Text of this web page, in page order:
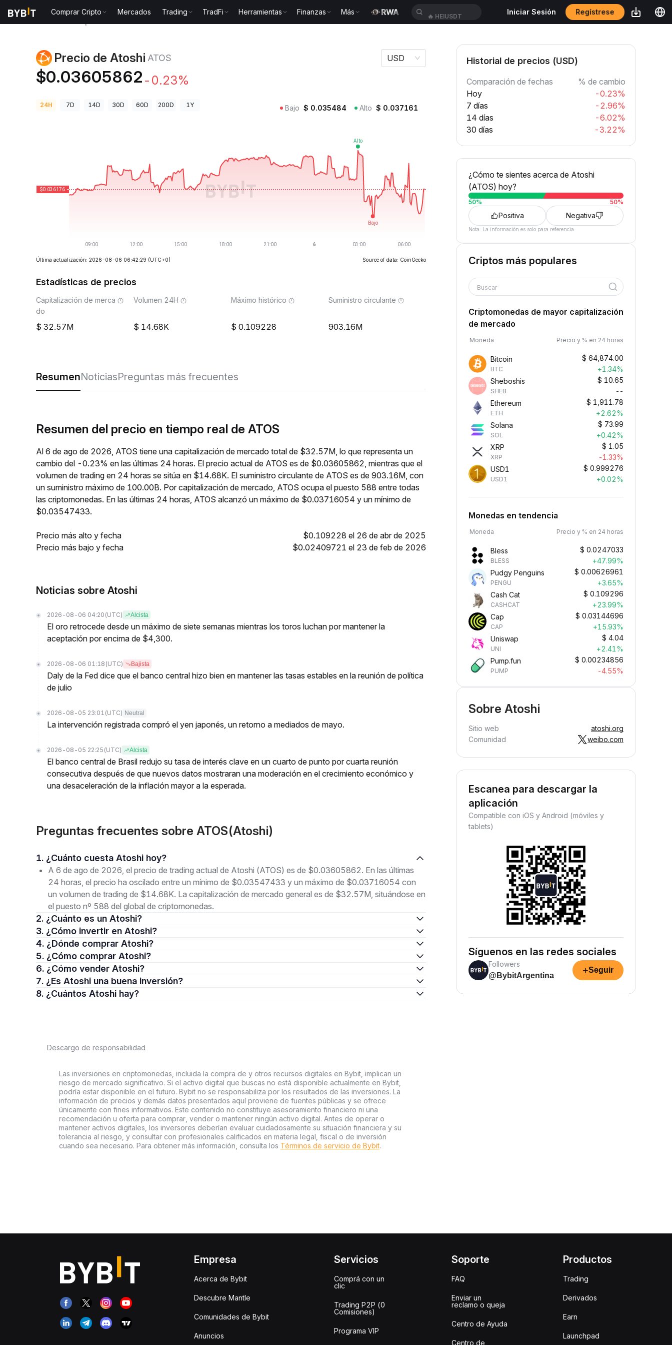
Comprar Cripto Mercados Trading TradFi Herramientas Finanzas Más Iniciar Sesión Regístrese
Precio de Atoshi ATOS
$0.03605862 -0.23%
USD
24H 7D 14D 30D 60D 200D 1Y Bajo $ 0.035484 Alto $ 0.037161
Última actualización: 2026-08-06 06:42:29 (UTC+0) Source of data: CoinGecko
Estadísticas de precios
Capitalización de merca
do
32.57M
Volumen 24H
14.68K
Máximo histórico
0.109228
Suministro circulante
903.16M
ResumenNoticiasPreguntas más frecuentes
Resumen del precio en tiempo real de ATOS
Al 6 de ago de 2026, ATOS tiene una capitalización de mercado total de $32.57M, lo que representa un
cambio del -0.23% en las últimas 24 horas. El precio actual de ATOS es de $0.03605862, mientras que el
volumen de trading en 24 horas se sitúa en $14.68K. El suministro circulante de ATOS es de 903.16M, con
un suministro máximo de 100.00B. Por capitalización de mercado, ATOS ocupa el puesto 588 entre todas
las criptomonedas. En las últimas 24 horas, ATOS alcanzó un máximo de $0.03716054 y un mínimo de
$0.03547433.
Precio más alto y fecha
$0.109228 el 26 de abr de 2025
Precio más bajo y fecha
$0.02409721 el 23 de feb de 2026
Noticias sobre Atoshi
2026-08-06 04:20 (UTC) Alcista
El oro retrocede desde un máximo de siete semanas mientras los toros luchan por mantener la
aceptación por encima de $4,300.
2026-08-06 01:18 (UTC) Bajista
Daly de la Fed dice que el banco central hizo bien en mantener las tasas estables en la reunión de política
de julio
2026-08-05 23:01 (UTC) Neutral
La intervención registrada compró el yen japonés, un retorno a mediados de mayo.
2026-08-05 22:25 (UTC) Alcista
El banco central de Brasil redujo su tasa de interés clave en un cuarto de punto por cuarta reunión
consecutiva después de que nuevos datos mostraran una moderación en el crecimiento económico y
una desaceleración de la inflación mayor a la esperada.
Preguntas frecuentes sobre ATOS(Atoshi)
1. ¿Cuánto cuesta Atoshi hoy?
A 6 de ago de 2026, el precio de trading actual de Atoshi (ATOS) es de $0.03605862. En las últimas
24 horas, el precio ha oscilado entre un mínimo de $0.03547433 y un máximo de $0.03716054 con
un volumen de trading de $14.68K. La capitalización de mercado general es de $32.57M, situándose en
el puesto nº 588 del global de criptomonedas.
2. ¿Cuánto es un Atoshi?
3. ¿Cómo invertir en Atoshi?
4. ¿Dónde comprar Atoshi?
5. ¿Cómo comprar Atoshi?
6. ¿Cómo vender Atoshi?
7. ¿Es Atoshi una buena inversión?
8. ¿Cuántos Atoshi hay?
Descargo de responsabilidad
Las inversiones en criptomonedas, incluida la compra de y otros recursos digitales en Bybit, implican un
riesgo de mercado significativo. Si el activo digital que buscas no está disponible actualmente en Bybit,
podría estar disponible en el futuro. Bybit no se responsabiliza por los resultados de las inversiones. La
información de precios y demás datos presentados aquí proviene de fuentes públicas y se ofrece
únicamente con fines informativos. Este contenido no constituye asesoramiento financiero ni una
recomendación u oferta para comprar, vender o mantener ningún activo digital. Antes de operar o
mantener activos digitales, los inversores deberían evaluar cuidadosamente su situación financiera y su
tolerancia al riesgo, y consultar con profesionales calificados en materia legal, fiscal o de inversión
cuando sea necesario. Para obtener más información, consulta los Términos de servicio de Bybit.
Historial de precios (USD)
Comparación de fechas
% de cambio
Hoy
-0.23%
7 días
-2.96%
14 días
-6.02%
30 días
-3.22%
¿Cómo te sientes acerca de Atoshi
(ATOS) hoy?
50% 50%
Positiva Negativa
Nota: La información es solo para referencia.
Criptos más populares
Buscar
Criptomonedas de mayor capitalización
de mercado
Moneda Precio y % en 24 horas
Bitcoin
BTC
$ 64,874.00
+1.34%
Sheboshis
SHEB
$ 10.65
--
Ethereum
ETH
$ 1,911.78
+2.62%
Solana
SOL
$ 73.99
+0.42%
XRP
XRP
$ 1.05
-1.33%
USD1
USD1
$ 0.999276
+0.02%
Monedas en tendencia
Moneda Precio y % en 24 horas
Bless
BLESS
$ 0.0247033
+47.99%
Pudgy Penguins
PENGU
$ 0.00626961
+3.65%
Cash Cat
CASHCAT
$ 0.109296
+23.99%
Cap
CAP
$ 0.03144696
+15.93%
Uniswap
UNI
$ 4.04
+2.41%
Pump.fun
PUMP
$ 0.00234856
-4.55%
Sobre Atoshi
Sitio web
atoshi.org
Comunidad
weibo.com
Escanea para descargar la
aplicación
Compatible con iOS y Android (móviles y
tablets)
Síguenos en las redes sociales
Followers
@BybitArgentina
+Seguir
Empresa
Acerca de Bybit
Descubre Mantle
Comunidades de Bybit
Anuncios
Servicios
Comprá con un
clic
Trading P2P (0
Comisiones)
Programa VIP
Soporte
FAQ
Enviar un
reclamo o queja
Centro de Ayuda
Centro de
Productos
Trading
Derivados
Earn
Launchpad